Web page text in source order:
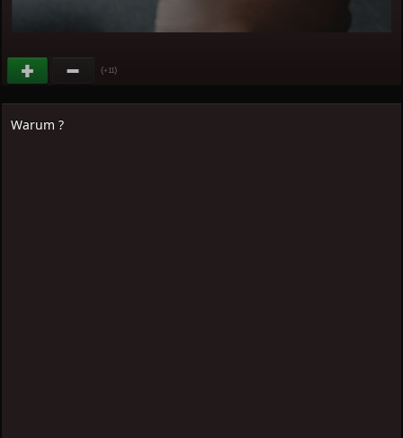
(+11)
Warum ?